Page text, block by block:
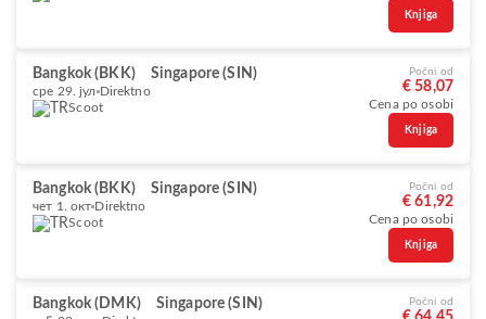
Knjiga
Bangkok (BKK) Singapore (SIN)
сре 29. јул Direktno
Scoot
Počni od
€ 58,07
Cena po osobi
Knjiga
Bangkok (BKK) Singapore (SIN)
чет 1. окт Direktno
Scoot
Počni od
€ 61,92
Cena po osobi
Knjiga
Bangkok (DMK) Singapore (SIN) Počni od